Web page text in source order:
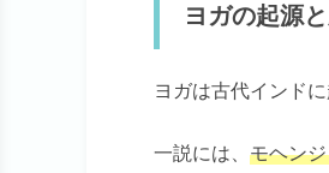
ヨガの起源
ヨガは古代インド
一説には、 モヘン